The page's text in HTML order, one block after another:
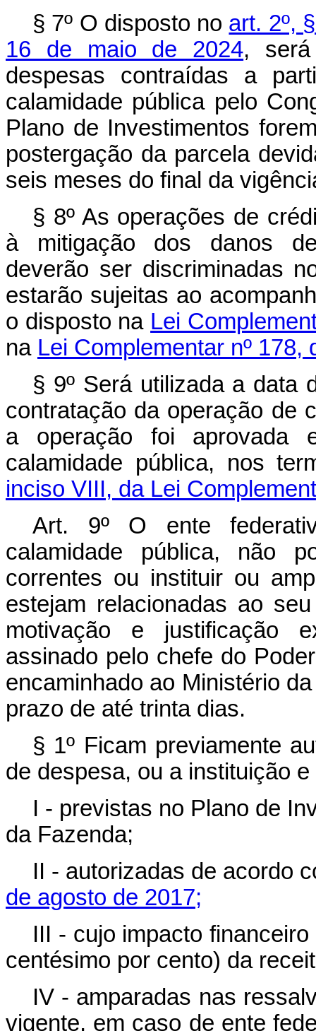
§ 7º O disposto no art. 2º,
16 de maio de 2024, será
despesas contraídas a
calamidade pública pelo
Plano de Investimentos
postergação da parcela
seis meses do final da
§ 8º As operações de
à mitigação dos danos
deverão ser discriminadas
estarão sujeitas ao
o disposto na Lei
na Lei Complementar nº
§ 9º Será utilizada a data
contratação da operação de
a operação foi aprovada
calamidade pública, nos
inciso VIII, da Lei
Art. 9º O ente
calamidade pública, não
correntes ou instituir ou
estejam relacionadas ao
motivação e justificação
assinado pelo chefe do
encaminhado ao Ministério
prazo de até trinta dias.
§ 1º Ficam previamente
de despesa, ou a instituição
I - previstas no Plano de
da Fazenda;
II - autorizadas de acordo
de agosto de 2017;
III - cujo impacto
centésimo por cento) da
IV - amparadas nas
vigente, em caso de ente